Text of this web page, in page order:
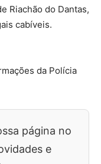
Riachão do Dantas,
cabíveis.
da Polícia
página no
e